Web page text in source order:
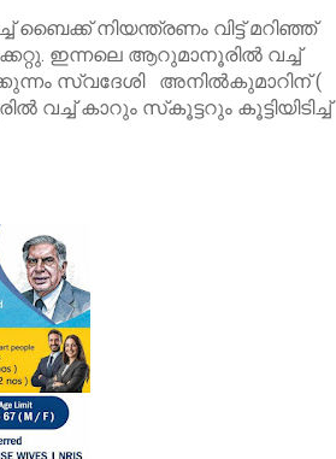
ബൈക്ക് നിയന്ത്രണം വിട്ട് മറിഞ്ഞ്
ഇന്നലെ ആറുമാനൂരിൽ വച്ച്
സ്വദേശി അനിൽകുമാറിന് (
വച്ച് കാറും സ്‌കൂട്ടറും കൂട്ടിയിടിച്ച്